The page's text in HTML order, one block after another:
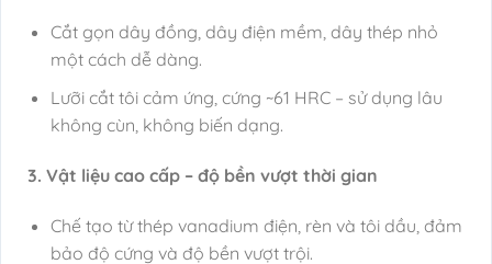
Cắt gọn dây đồng, dây điện mềm, dây thép nhỏ
một cách dễ dàng.
Lưỡi cắt tôi cảm ứng, cứng ~61 HRC – sử dụng lâu
không cùn, không biến dạng.
3. Vật liệu cao cấp – độ bền vượt thời gian
Chế tạo từ thép vanadium điện, rèn và tôi dầu, đảm
bảo độ cứng và độ bền vượt trội.